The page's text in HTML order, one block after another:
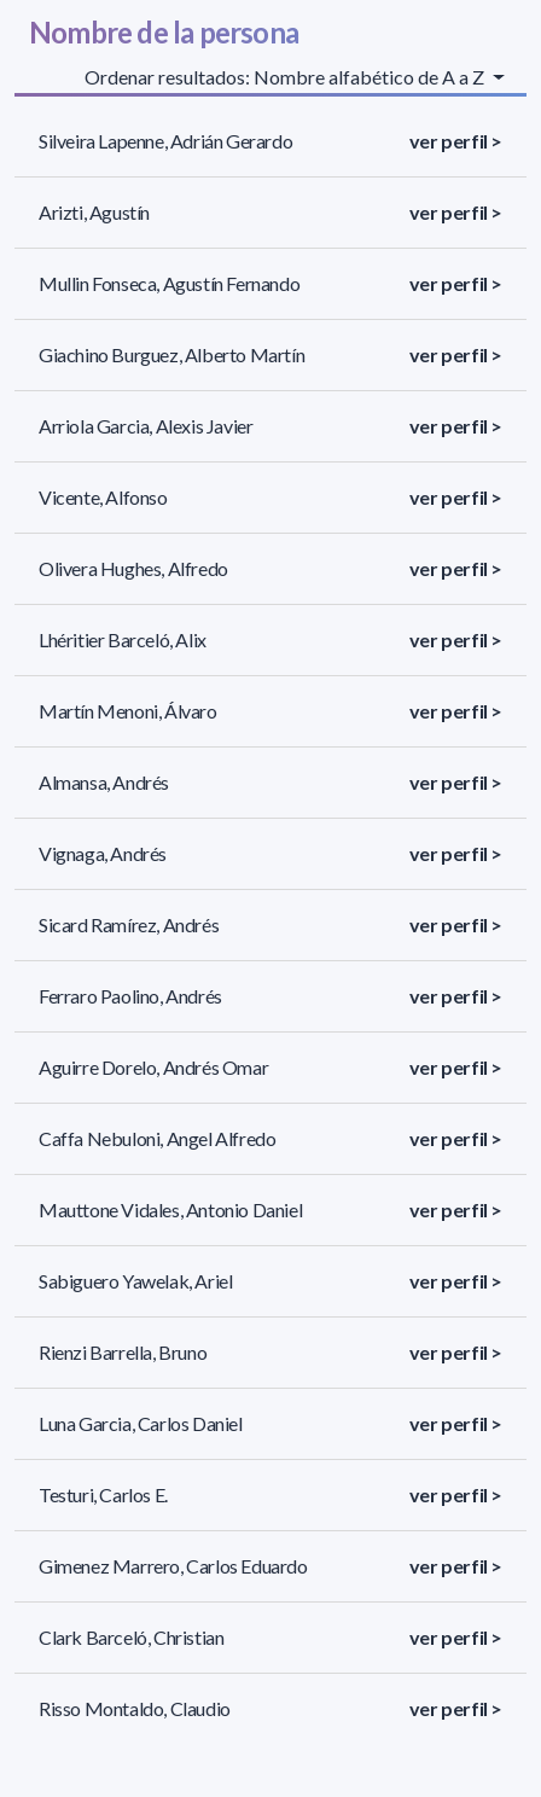
Nombre de la persona
Ordenar resultados: Nombre alfabético de A a Z
Silveira Lapenne, Adrián Gerardo ver perfil >
Arizti, Agustín ver perfil >
Mullin Fonseca, Agustín Fernando ver perfil >
Giachino Burguez, Alberto Martín ver perfil >
Arriola Garcia, Alexis Javier ver perfil >
Vicente, Alfonso ver perfil >
Olivera Hughes, Alfredo ver perfil >
Lhéritier Barceló, Alix ver perfil >
Martín Menoni, Álvaro ver perfil >
Almansa, Andrés ver perfil >
Vignaga, Andrés ver perfil >
Sicard Ramírez, Andrés ver perfil >
Ferraro Paolino, Andrés ver perfil >
Aguirre Dorelo, Andrés Omar ver perfil >
Caffa Nebuloni, Angel Alfredo ver perfil >
Mauttone Vidales, Antonio Daniel ver perfil >
Sabiguero Yawelak, Ariel ver perfil >
Rienzi Barrella, Bruno ver perfil >
Luna Garcia, Carlos Daniel ver perfil >
Testuri, Carlos E. ver perfil >
Gimenez Marrero, Carlos Eduardo ver perfil >
Clark Barceló, Christian ver perfil >
Risso Montaldo, Claudio ver perfil >